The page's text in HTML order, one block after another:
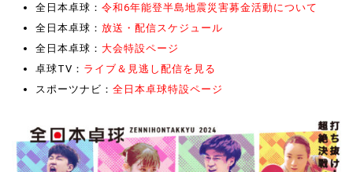
全日本卓球： 令和6年能登半島地震災害募金活動について
全日本卓球： 放送・配信スケジュール
全日本卓球： 大会特設ページ
卓球TV： ライブ＆見逃し配信を見る
スポーツナビ： 全日本卓球特設ページ